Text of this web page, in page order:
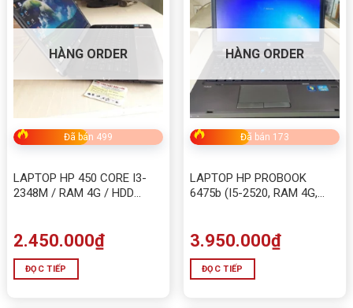
HÀNG ORDER
Đã bán 499
LAPTOP HP 450 CORE I3-
2348M / RAM 4G / HDD
2.450.000₫
ĐỌC TIẾP
HÀNG ORDER
Đã bán 173
LAPTOP HP PROBOOK
6475b (I5-2520, RAM 4G,
3.950.000₫
ĐỌC TIẾP